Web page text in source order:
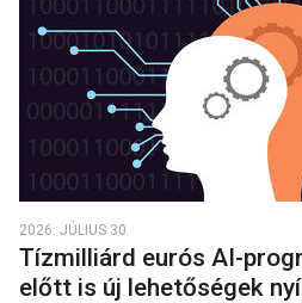
2026. JÚLIUS 30.
Tízmilliárd eurós AI-
előtt is új lehetőségek